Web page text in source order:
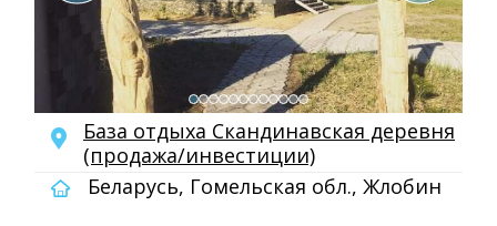
База отдыха Скандинавская деревня
(продажа/инвестиции)
Беларусь, Гомельская обл., Жлобин